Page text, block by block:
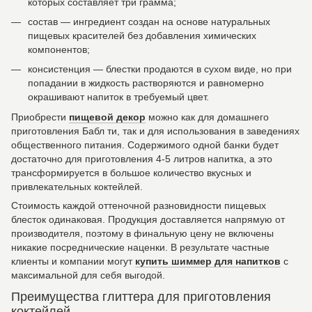
состав — ингредиент создан на основе натуральных
пищевых красителей без добавления химических
компонентов;
консистенция — блестки продаются в сухом виде, но при
попадании в жидкость растворяются и равномерно
окрашивают напиток в требуемый цвет.
Приобрести пищевой декор можно как для домашнего
приготовления Бабл ти, так и для использования в заведениях
общественного питания. Содержимого одной банки будет
достаточно для приготовления 4-5 литров напитка, а это
трансформируется в большое количество вкусных и
привлекательных коктейлей.
Стоимость каждой оттеночной разновидности пищевых
блесток одинаковая. Продукция доставляется напрямую от
производителя, поэтому в финальную цену не включены
никакие посреднические наценки. В результате частные
клиенты и компании могут купить шиммер для напитков с
максимальной для себя выгодой.
Преимущества глиттера для приготовления